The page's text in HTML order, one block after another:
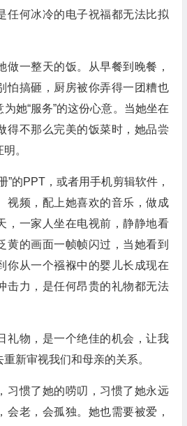
任何冰冷的电子祝福都无法比拟
做一整天的饭。从早餐到晚餐，
怕搞砸，厨房被你弄得一团糟也
她“服务”的这份心意。当她坐在
得不那么完美的饭菜时，她品尝
。
”的PPT，或者用手机剪辑软件，
视频，配上她喜欢的音乐，做成
，一家人坐在电视前，静静地看
黄的画面一帧帧闪过，当她看到
你从一个襁褓中的婴儿长成现在
击力，是任何昂贵的礼物都无法
礼物，是一个绝佳的机会，让我
新审视我们和母亲的关系。
习惯了她的唠叨，习惯了她永远
会老，会孤独。她也需要被爱，